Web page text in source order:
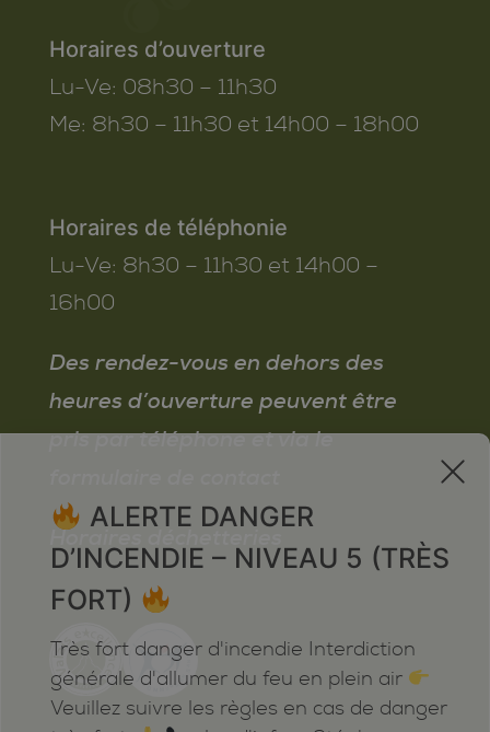
Horaires d’ouverture
Lu-Ve: 08h30 – 11h30
Me: 8h30 – 11h30 et 14h00 – 18h00
Horaires de téléphonie
Lu-Ve: 8h30 – 11h30 et 14h00 –
16h00
Des rendez-vous en dehors des
heures d’ouverture peuvent être
pris par téléphone et via le
Horaires déchetteries
x
ALERTE DANGER
D’INCENDIE – NIVEAU 5 (TRÈS
FORT)
Très fort danger d'incendie Interdiction
générale d'allumer du feu en plein air
Veuillez suivre les règles en cas de danger